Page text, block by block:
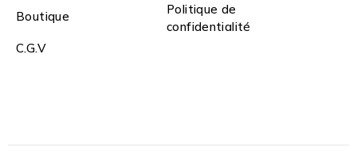
Boutique
Politique de
confidentialité
C.G.V